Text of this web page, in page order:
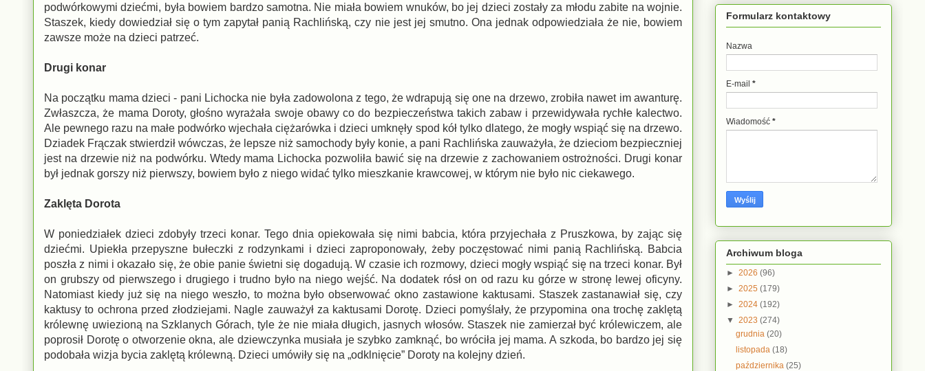
podwórkowymi dziećmi, była bowiem bardzo samotna. Nie miała bowiem wnuków, bo jej dzieci zostały za młodu zabite na wojnie.
Staszek, kiedy dowiedział się o tym zapytał panią Rachlińską, czy nie jest jej smutno. Ona jednak odpowiedziała że nie, bowiem
zawsze może na dzieci patrzeć.
Drugi konar
Na początku mama dzieci - pani Lichocka nie była zadowolona z tego, że wdrapują się one na drzewo, zrobiła nawet im awanturę.
Zwłaszcza, że mama Doroty, głośno wyrażała swoje obawy co do bezpieczeństwa takich zabaw i przewidywała rychłe kalectwo.
Ale pewnego razu na małe podwórko wjechała ciężarówka i dzieci umknęły spod kół tylko dlatego, że mogły wspiąć się na drzewo.
Dziadek Frączak stwierdził wówczas, że lepsze niż samochody były konie, a pani Rachlińska zauważyła, że dzieciom bezpieczniej
jest na drzewie niż na podwórku. Wtedy mama Lichocka pozwoliła bawić się na drzewie z zachowaniem ostrożności. Drugi konar
był jednak gorszy niż pierwszy, bowiem było z niego widać tylko mieszkanie krawcowej, w którym nie było nic ciekawego.
Zaklęta Dorota
W poniedziałek dzieci zdobyły trzeci konar. Tego dnia opiekowała się nimi babcia, która przyjechała z Pruszkowa, by zając się
dziećmi. Upiekła przepyszne bułeczki z rodzynkami i dzieci zaproponowały, żeby poczęstować nimi panią Rachlińską. Babcia
poszła z nimi i okazało się, że obie panie świetni się dogadują. W czasie ich rozmowy, dzieci mogły wspiąć się na trzeci konar. Był
on grubszy od pierwszego i drugiego i trudno było na niego wejść. Na dodatek rósł on od razu ku górze w stronę lewej oficyny.
Natomiast kiedy już się na niego weszło, to można było obserwować okno zastawione kaktusami. Staszek zastanawiał się, czy
kaktusy to ochrona przed złodziejami. Nagle zauważył za kaktusami Dorotę. Dzieci pomyślały, że przypomina ona trochę zaklętą
królewnę uwiezioną na Szklanych Górach, tyle że nie miała długich, jasnych włosów. Staszek nie zamierzał być królewiczem, ale
poprosił Dorotę o otworzenie okna, ale dziewczynka musiała je szybko zamknąć, bo wróciła jej mama. A szkoda, bo bardzo jej się
podobała wizja bycia zaklętą królewną. Dzieci umówiły się na „odklnięcie” Doroty na kolejny dzień.
Formularz kontaktowy
Nazwa
E-mail *
Wiadomość *
Archiwum bloga
► 2026 (96)
► 2025 (179)
► 2024 (192)
▼ 2023 (274)
grudnia(20)
listopada(18)
października(25)